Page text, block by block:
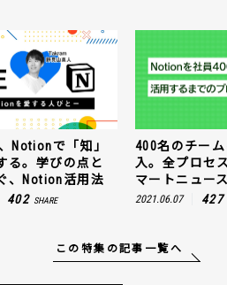
Notionで「知」
る。学びの点と
、Notion活用法
402 SHARE
400名のチー
入。全プロセ
マートニュー
2021.06.07 427
この特集の記事一覧へ